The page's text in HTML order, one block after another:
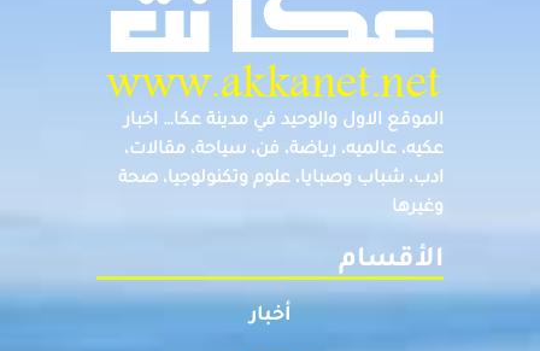
الموقع الاول والوحيد في مدينة عكا… اخبار
عكيه، عالميه، رياضة، فن، سياحة، مقالات،
ادب، شباب وصبايا، علوم وتكنولوجيا، صحة
وغيرها
الأقسام
أخبار